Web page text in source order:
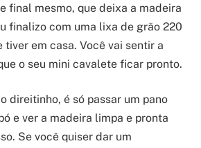
final mesmo, que deixa a madeira
finalizo com uma lixa de grão 220
tiver em casa. Você vai sentir a
o seu mini cavalete ficar pronto.
direitinho, é só passar um pano
e ver a madeira limpa e pronta
Se você quiser dar um